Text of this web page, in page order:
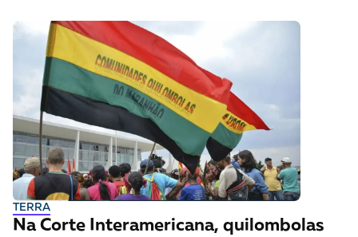
Apoie a Brasil de Direitos
A [BD] conta as histórias de quem defende
direitos humanos no Brasil. Para continuar,
esse trabalho precisa da sua doação!
VEJA COMO APOIAR!
TERRA
Na Corte Interamericana, quilombolas